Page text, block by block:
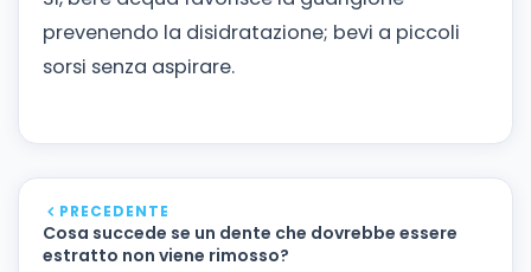
prevenendo la disidratazione; bevi a piccoli
sorsi senza aspirare.
PRECEDENTE
Cosa succede se un dente che dovrebbe essere
estratto non viene rimosso?